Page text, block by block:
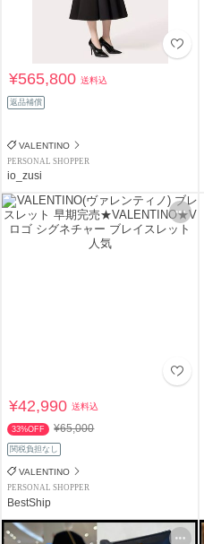
¥565,800送料込
返品補償
VALENTINO
PERSONAL SHOPPER
io_zusi
¥42,990送料込
33%OFF ¥65,000
関税負担なし
VALENTINO
PERSONAL SHOPPER
BestShip